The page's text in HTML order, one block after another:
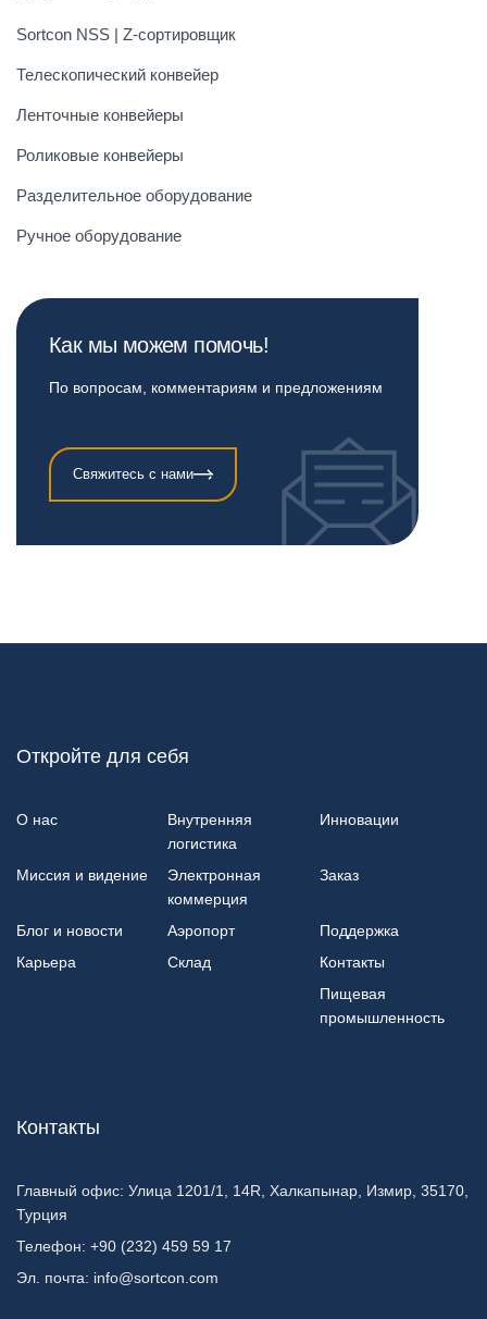
Sortcon NSS | Z-сортировщик
Телескопический конвейер
Ленточные конвейеры
Роликовые конвейеры
Разделительное оборудование
Ручное оборудование
Как мы можем помочь!
По вопросам, комментариям и предложениям
Свяжитесь с нами
Откройте для себя
О нас
Внутренняя
логистика
Инновации
Миссия и видение
Электронная
коммерция
Заказ
Блог и новости Аэропорт
Поддержка
Карьера
Склад
Контакты
Пищевая
промышленность
Контакты
Главный офис: Улица 1201/1, 14R, Халкапынар, Измир, 35170,
Турция
Телефон: +90 (232) 459 59 17
Эл. почта: info@sortcon.com